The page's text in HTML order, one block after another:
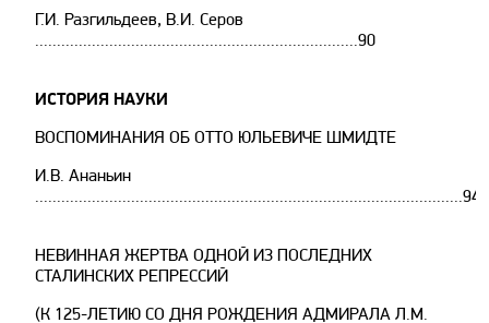
Г.И. Разгильдеев, В.И. Серов
..........................................................................90
ИСТОРИЯ НАУКИ
ВОСПОМИНАНИЯ ОБ ОТТО ЮЛЬЕВИЧЕ ШМИДТЕ
И.В. Ананьин
..................................................................................................94
НЕВИННАЯ ЖЕРТВА ОДНОЙ ИЗ ПОСЛЕДНИХ
СТАЛИНСКИХ РЕПРЕССИЙ
(К 125-ЛЕТИЮ СО ДНЯ РОЖДЕНИЯ АДМИРАЛА Л.М.